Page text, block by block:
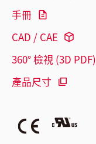
手冊
CAD / CAE
360° 檢視 (3D PDF)
產品尺寸